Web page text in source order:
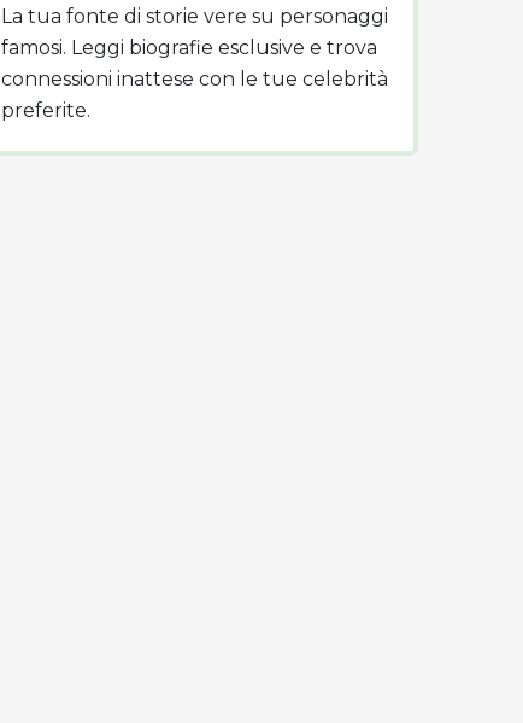
La tua fonte di storie vere su personaggi
famosi. Leggi biografie esclusive e trova
connessioni inattese con le tue celebrità
preferite.